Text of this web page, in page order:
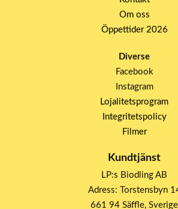
Om oss
Öppettider 2026
Diverse
Facebook
Instagram
Lojalitetsprogram
Integritetspolicy
Filmer
Kundtjänst
LP:s Biodling AB
Adress: Torstensbyn
661 94 Säffle, Sverige